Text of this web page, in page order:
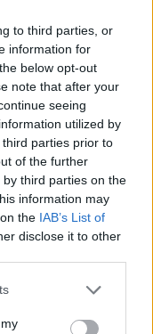
to third parties, or
information for
below opt-out
note that after your
seeing
utilized by
parties prior to
of the further
third parties on the
information may
the IAB’s List of
disclose it to other
or more Google
You may click to
Ο 15χρονος
το τσουνάμι
της μεγάλης